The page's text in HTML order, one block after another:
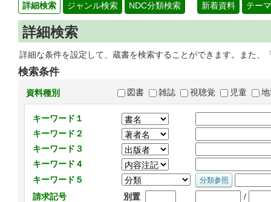
詳細検索 ジャンル検索 NDC分類検索 新着資料 テー
詳細検索
詳細な条件を設定して、蔵書を検索することができます。また
検索条件
資料種別 図書 雑誌 視聴覚 児童
キーワード１
キーワード２
キーワード３
キーワード４
キーワード５
請求記号
別置 /